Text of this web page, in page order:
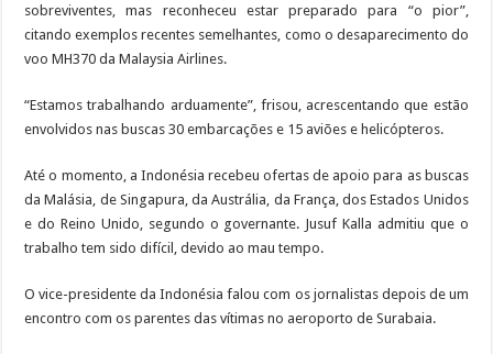
sobreviventes, mas reconheceu estar preparado para “o pior”,
citando exemplos recentes semelhantes, como o desaparecimento do
voo MH370 da Malaysia Airlines.
“Estamos trabalhando arduamente”, frisou, acrescentando que estão
envolvidos nas buscas 30 embarcações e 15 aviões e helicópteros.
Até o momento, a Indonésia recebeu ofertas de apoio para as buscas
da Malásia, de Singapura, da Austrália, da França, dos Estados Unidos
e do Reino Unido, segundo o governante. Jusuf Kalla admitiu que o
trabalho tem sido difícil, devido ao mau tempo.
O vice-presidente da Indonésia falou com os jornalistas depois de um
encontro com os parentes das vítimas no aeroporto de Surabaia.